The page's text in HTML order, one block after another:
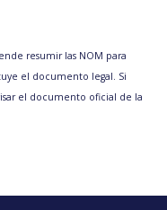
resumir las NOM para
el documento legal. Si
el documento oficial de la